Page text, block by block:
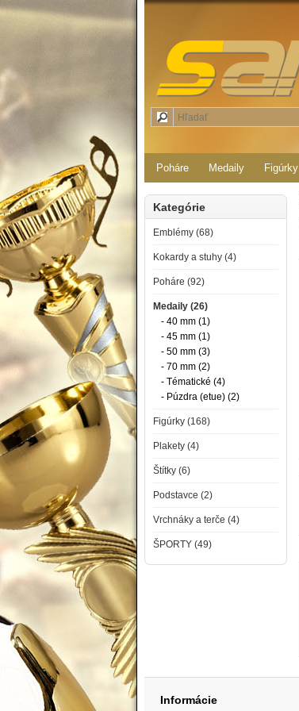
Poháre Medaily Figúrky
Kategórie
Emblémy (68)
Kokardy a stuhy (4)
Poháre (92)
Medaily (26)
- 40 mm (1)
- 45 mm (1)
- 50 mm (3)
- 70 mm (2)
- Tématické (4)
- Púzdra (etue) (2)
Figúrky (168)
Plakety (4)
Štítky (6)
Podstavce (2)
Vrchnáky a terče (4)
ŠPORTY (49)
Informácie